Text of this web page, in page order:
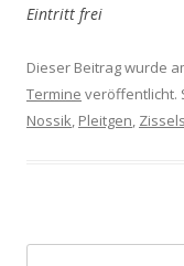
Eintritt frei
Dieser Beitrag wurde
Termine veröffentlicht.
Nossik, Pleitgen, Zissels